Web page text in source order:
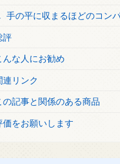
手の平に収まるほどのコン
評
んな人にお勧め
連リンク
の記事と関係のある商品
価をお願いします